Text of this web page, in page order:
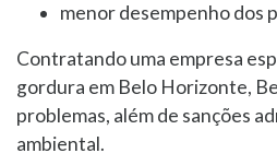
menor desempenho dos
Contratando uma empresa
gordura em Belo Horizonte,
problemas, além de sanções
ambiental.